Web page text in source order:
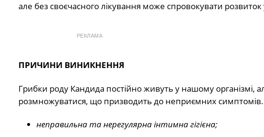
але без своєчасного лікування може спровокувати
РЕКЛАМА
ПРИЧИНИ ВИНИКНЕННЯ
Грибки роду Кандида постійно живуть у нашому
розмножуватися, що призводить до неприємних
неправильна та нерегулярна інтимна гігієна;